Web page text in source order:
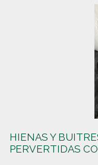
HIENAS Y
PERVERTIDAS